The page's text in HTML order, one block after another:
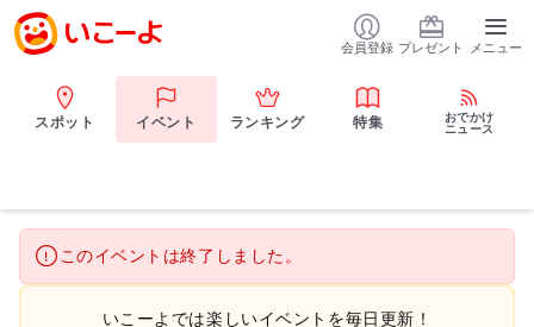
会員登録 プレゼント メニュー
スポット イベント ランキング 特集
おでかけ
ニュース
このイベントは終了しました。
いこーよでは楽しいイベントを毎日更新！